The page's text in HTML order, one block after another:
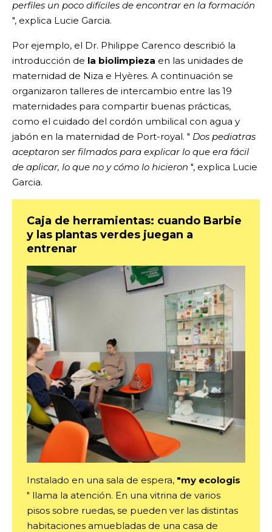
perfiles un poco difíciles de encontrar en la formación
", explica Lucie Garcia.
Por ejemplo, el Dr. Philippe Carenco describió la
introducción de la biolimpieza en las unidades de
maternidad de Niza e Hyères. A continuación se
organizaron talleres de intercambio entre las 19
maternidades para compartir buenas prácticas,
como el cuidado del cordón umbilical con agua y
jabón en la maternidad de Port-royal. " Dos pediatras
aceptaron ser filmados para explicar lo que era fácil
de aplicar, lo que no y cómo lo hicieron ", explica Lucie
Garcia.
Caja de herramientas: cuando Barbie
y las plantas verdes juegan a
entrenar
Instalado en una sala de espera, "my ecologis
" llama la atención. En una vitrina de varios
pisos sobre ruedas, se pueden ver las distintas
habitaciones amuebladas de una casa de